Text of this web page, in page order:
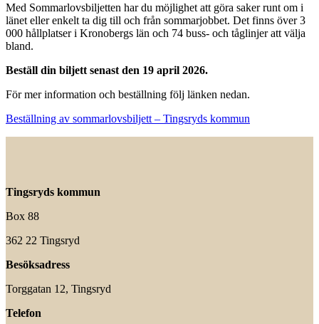
Med Sommarlovsbiljetten har du möjlighet att göra saker runt om i
länet eller enkelt ta dig till och från sommarjobbet. Det finns över 3
000 hållplatser i Kronobergs län och 74 buss- och tåglinjer att välja
bland.
Beställ din biljett senast den 19 april 2026.
För mer information och beställning följ länken nedan.
Beställning av sommarlovsbiljett – Tingsryds kommun
Tingsryds kommun
Box 88
362 22 Tingsryd
Besöksadress
Torggatan 12, Tingsryd
Telefon